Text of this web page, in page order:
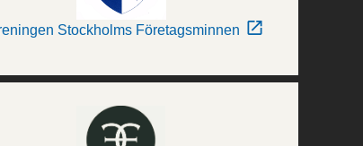
Stockholms Företagsminnen